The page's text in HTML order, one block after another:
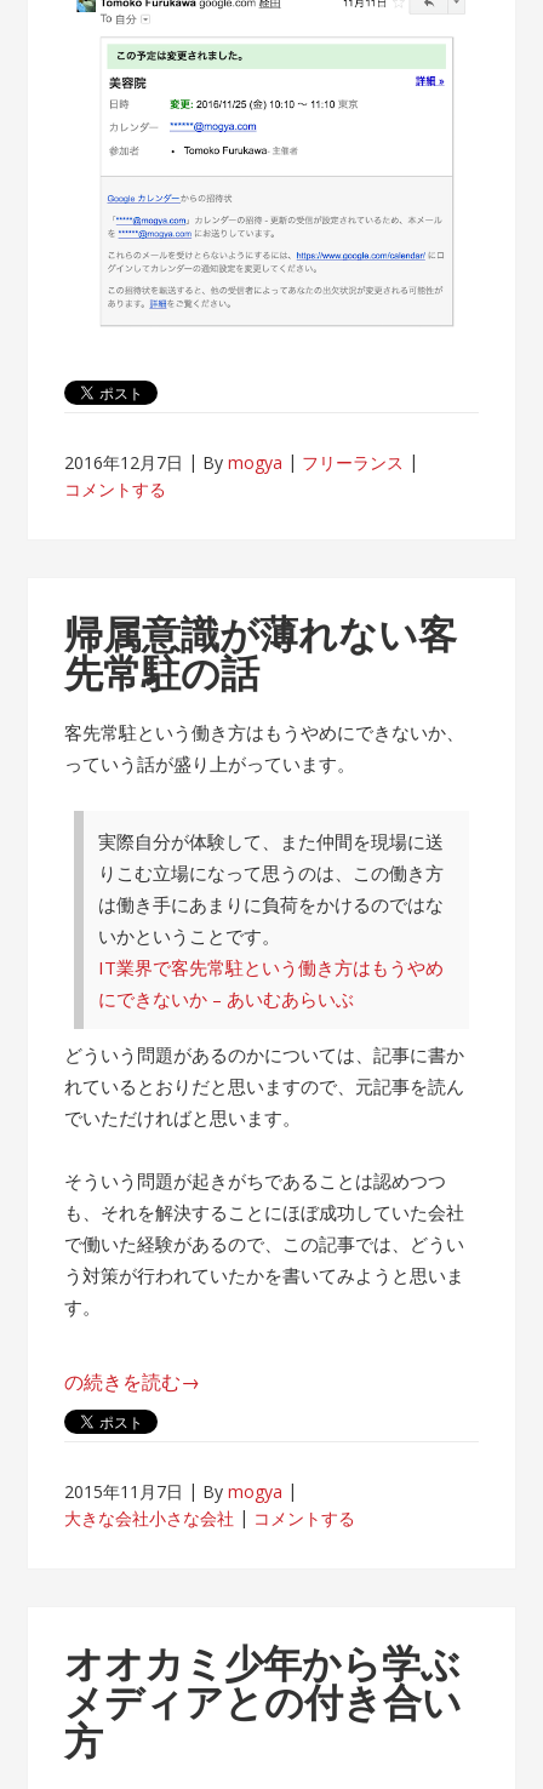
2016年12月7日 Bymogya
フリーランス
コメントする
帰属意識が薄れない客
先常駐の話
客先常駐という働き方はもうやめにできないか、
っていう話が盛り上がっています。
実際自分が体験して、また仲間を現場に送
りこむ立場になって思うのは、この働き方
は働き手にあまりに負荷をかけるのではな
いかということです。
IT業界で客先常駐という働き方はもうやめ
にできないか – あいむあらいぶ
どういう問題があるのかについては、記事に書か
れているとおりだと思いますので、元記事を読ん
でいただければと思います。
そういう問題が起きがちであることは認めつつ
も、それを解決することにほぼ成功していた会社
で働いた経験があるので、この記事では、どうい
う対策が行われていたかを書いてみようと思いま
す。
“帰
属
が
客
先
常
駐
の続きを読む→
2015年11月7日 Bymogya
大きな会社小さな会社
コメントする
オオカミ少年から学ぶ
メディアとの付き合い
方